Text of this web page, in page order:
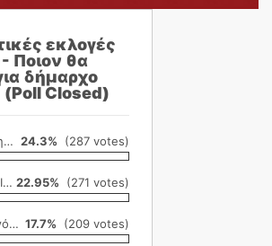
εκλογές
Ποιον θα
δήμαρχο
(Poll Closed)
Σαββόπουλος Δημήτρης 24.3% (287 votes)
Υποψήφιος «ΦΙΛΙΚΗ ΕΤΑΙΡΕΙΑ» 22.95% (271 votes)
Γρηγοριάδης Γρηγόρης 17.7% (209 votes)